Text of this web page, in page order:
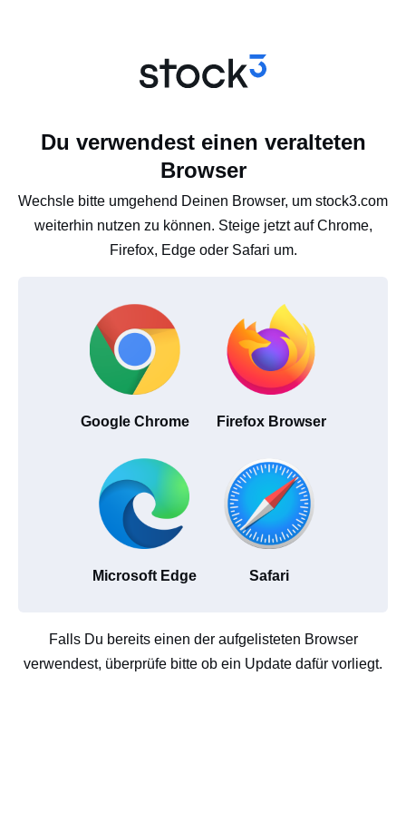
Du verwendest einen veralteten
Browser
Wechsle bitte umgehend Deinen Browser, um stock3.com
weiterhin nutzen zu können. Steige jetzt auf Chrome,
Firefox, Edge oder Safari um.
Google Chrome Firefox Browser
Microsoft Edge Safari
Falls Du bereits einen der aufgelisteten Browser
verwendest, überprüfe bitte ob ein Update dafür vorliegt.